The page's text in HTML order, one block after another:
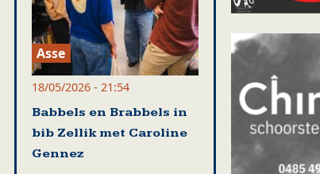
Asse
18/05/2026 - 21:54
Babbels en Brabbels in
bib Zellik met Caroline
Gennez